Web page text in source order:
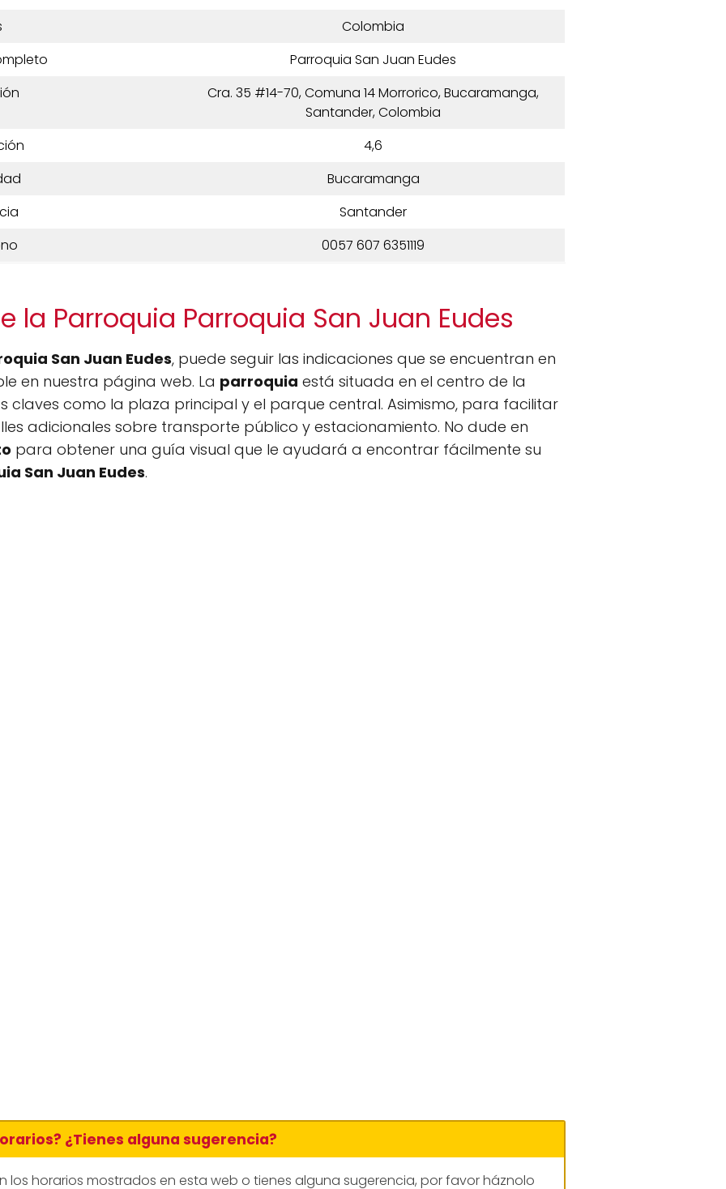
Colombia
Parroquia San Juan Eudes
Cra. 35 #14-70, Comuna 14 Morrorico, Bucaramanga,
Santander, Colombia
4,6
Bucaramanga
Santander
0057 607 6351119
la Parroquia Parroquia San Juan Eudes
San Juan Eudes, puede seguir las indicaciones que se encuentran en
en nuestra página web. La parroquia está situada en el centro de la
claves como la plaza principal y el parque central. Asimismo, para facilitar
adicionales sobre transporte público y estacionamiento. No dude en
para obtener una guía visual que le ayudará a encontrar fácilmente su
San Juan Eudes.
¿Tienes alguna sugerencia?
los horarios mostrados en esta web o tienes alguna sugerencia, por favor háznolo